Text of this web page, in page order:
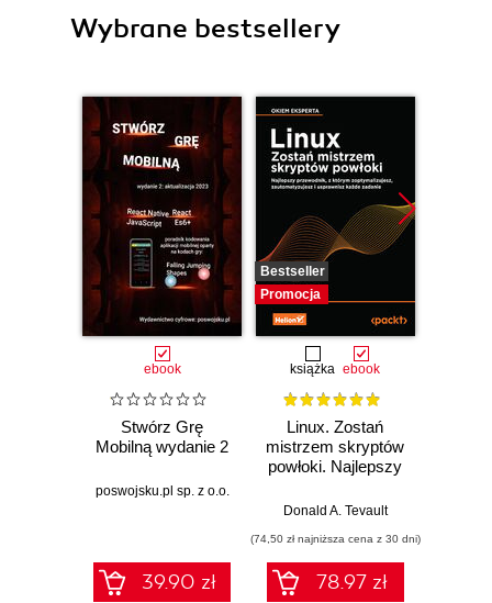
Wybrane bestsellery
ebook
Stwórz Grę
Mobilną wydanie 2
poswojsku.pl sp. z o.o.
39.90 zł
Bestseller
Promocja
książka ebook
Linux. Zostań
mistrzem skryptów
powłoki. Najlepszy
którym
zautomatyzujesz i
usprawnisz każde
zadanie
Donald A. Tevault
(74,50 zł najniższa cena z 30 dni)
78.97 zł